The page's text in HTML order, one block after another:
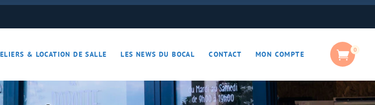
& LOCATION DE SALLE LES NEWS DU BOCAL CONTACT MON COMPTE 0
ON S’DETEND !!